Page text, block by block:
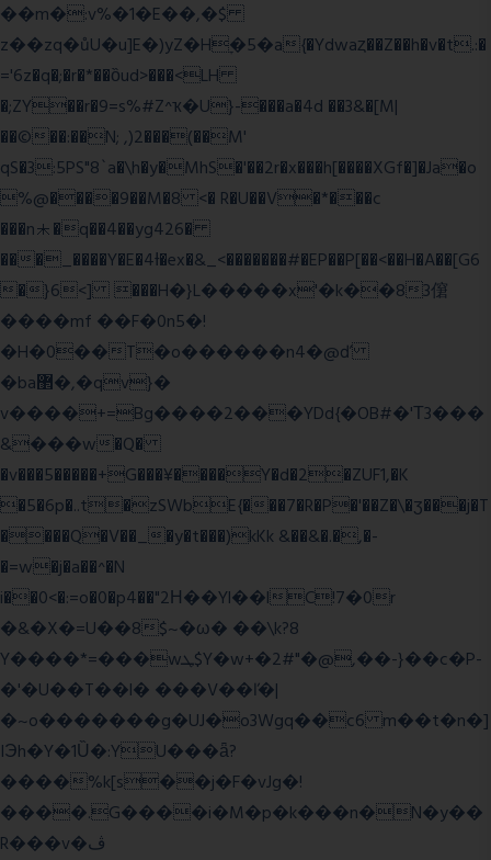
��m�:v%�1�E��,�$
z��zq�ůU�u]E�)yZ�Hׇ�5�a{�Ydwaȥ��Z��h�v�t.:�
='6z�q�;�r�*��ȍud>���<LH
�;ZY��r�9=s%#Z^ҡ�U}-���a�4d ��3&�[M|
��©��:��N; ,)2���(��M'
qS�3:5PS"8`a�\h�y�MhS�'��2r�x���h[����XGf�]�Ja�o
%@����9��M�8 <� R�U��V�*���c
���n⯸�q��4��yg426�
���_����Y�E�4Ɨ�ex�&_<�������#�EP��P[��<��H�A��[G6
�}6<] ���H�}L�����x'�k��83僒
����mf ��F�0n5�!
�H�0��T�o������n4�@ď
�ba޲�,�qv}�
v����+=Bg����2���YDd{�OB#�'Τ3���
&���w�Q�
�v���5�����+G���¥����Y�d�2�ZUF1,�K
�5�6p�..t�zSWbE{���7�R�P�'��Z�\�ʒ���j�T
����Q�V��_�y�t���)kKk &��&�.�,�-
�=w�j�a��^�N
i��0<�:=o�0�p4��"2Η��Yl��lC!7�0r
�&�X�=U��8$~�ω� ��\k?8
Y����*=���wܛ$Y�w+�2#"�@,��-}��c�P-
�'�U��T��l� ���V��ľ�|
�~o�������g�UJ�o3Wgq��c6 m��t�n�]
IЭh�Y�1Ȕ�:YU���ǟ?
����%k[s��j�F�vJg�!
����.G����i�M�p�k���n�N�y��
R���v�ڤ